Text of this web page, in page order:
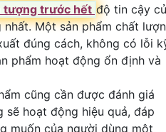
tượng trước hết độ tin cậy
Một sản phẩm chất
đúng cách, không có lỗi
phẩm hoạt động ổn định và
cũng cần được đánh giá
sẽ hoạt động hiệu quả, đáp
muốn của người dùng một